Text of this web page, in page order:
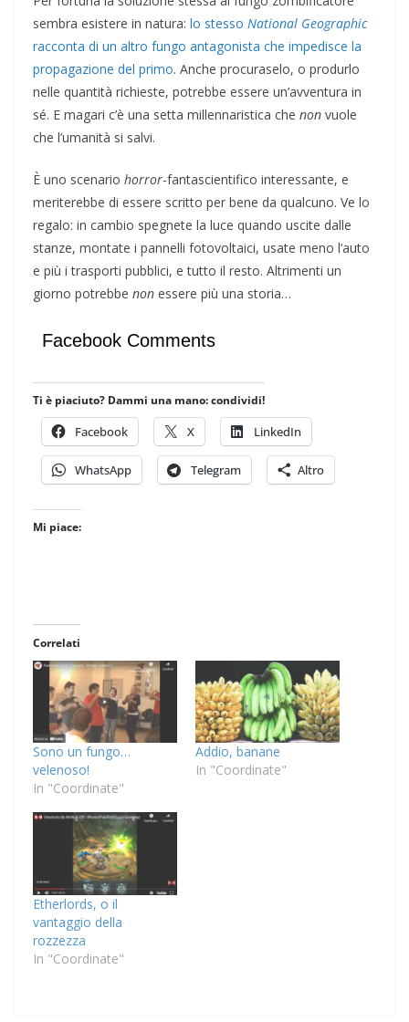
sembra esistere in natura: lo stesso National Geographic
racconta di un altro fungo antagonista che impedisce la
propagazione del primo. Anche procuraselo, o produrlo
nelle quantità richieste, potrebbe essere un’avventura in
sé. E magari c’è una setta millennaristica che non vuole
che l’umanità si salvi.
È uno scenario horror-fantascientifico interessante, e
meriterebbe di essere scritto per bene da qualcuno. Ve lo
regalo: in cambio spegnete la luce quando uscite dalle
stanze, montate i pannelli fotovoltaici, usate meno l’auto
e più i trasporti pubblici, e tutto il resto. Altrimenti un
giorno potrebbe non essere più una storia…
Facebook Comments
Ti è piaciuto? Dammi una mano: condividi!
Facebook X LinkedIn
WhatsApp Telegram Altro
Mi piace:
Correlati
Sono un fungo…
velenoso!
In "Coordinate"
Addio, banane
In "Coordinate"
Etherlords, o il
vantaggio della
rozzezza
In "Coordinate"